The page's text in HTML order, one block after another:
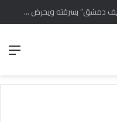
خطيب جامع في دمشق يتهم “أهل ريف دمشق” بسرقته ويحرض على إطلاق النار عليهم.. شكوى رسمية بالتحريض والكراهية